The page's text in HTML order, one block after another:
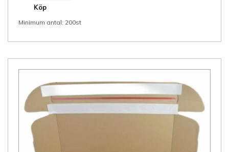
35x25x5
(bredd
x
innermått),
wellpapp
vit/vit,
1
självhäftande
täckremsa,
med
Köp
Minimum antal: 200st